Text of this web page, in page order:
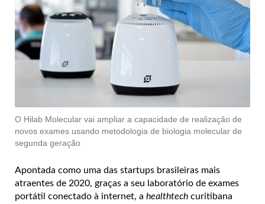
O Hilab Molecular vai ampliar a capacidade de realização de
novos exames usando metodologia de biologia molecular de
segunda geração
Apontada como uma das startups brasileiras mais
atraentes de 2020, graças a seu laboratório de exames
portátil conectado à internet, a healthtech curitibana